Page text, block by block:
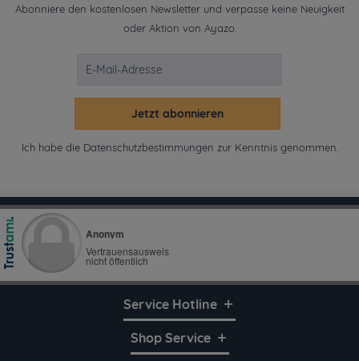
Abonniere den kostenlosen Newsletter und verpasse keine Neuigkeit
oder Aktion von Ayazo.
Jetzt abonnieren
Ich habe die Datenschutzbestimmungen zur Kenntnis genommen.
Service Hotline
Shop Service